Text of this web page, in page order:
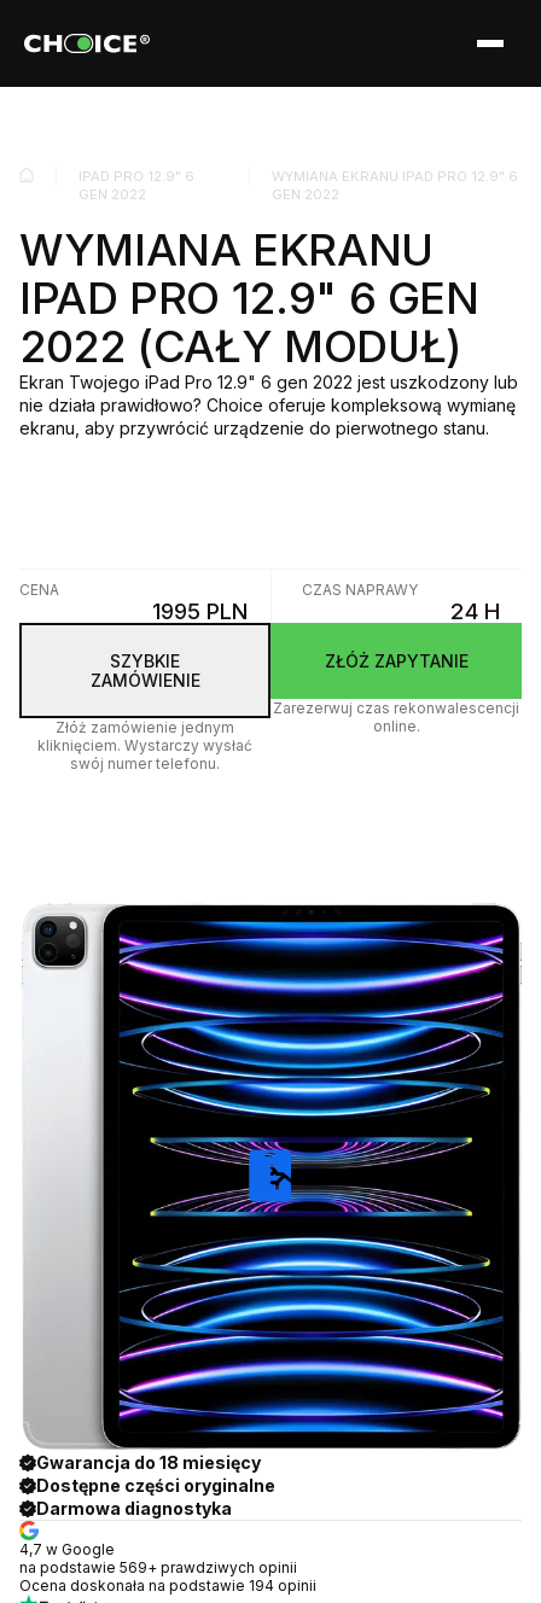
IPAD PRO 12.9" 6
GEN 2022
WYMIANA EKRANU IPAD PRO 12.9" 6
GEN 2022
WYMIANA EKRANU
IPAD PRO 12.9" 6 GEN
2022 (CAŁY MODUŁ)
Ekran Twojego iPad Pro 12.9" 6 gen 2022 jest uszkodzony lub
nie działa prawidłowo? Choice oferuje kompleksową wymianę
ekranu, aby przywrócić urządzenie do pierwotnego stanu.
CENA
1995 PLN
CZAS NAPRAWY
24 H
SZYBKIE
ZAMÓWIENIE
Złóż zamówienie jednym
kliknięciem. Wystarczy wysłać
swój numer telefonu.
ZŁÓŻ ZAPYTANIE
Zarezerwuj czas rekonwalescencji
online.
Gwarancja do 18 miesięcy
Dostępne części oryginalne
Darmowa diagnostyka
4,7 w Google
na podstawie 569+ prawdziwych opinii
Ocena doskonała na podstawie 194 opinii